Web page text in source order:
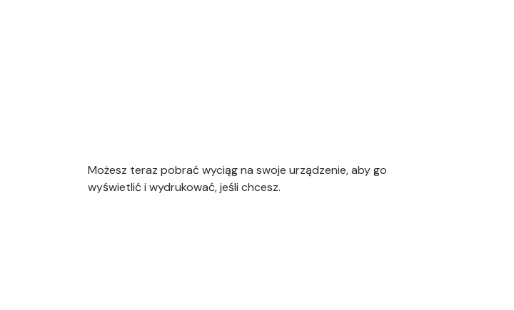
Możesz teraz pobrać wyciąg na swoje urządzenie, aby go
wyświetlić i wydrukować, jeśli chcesz.